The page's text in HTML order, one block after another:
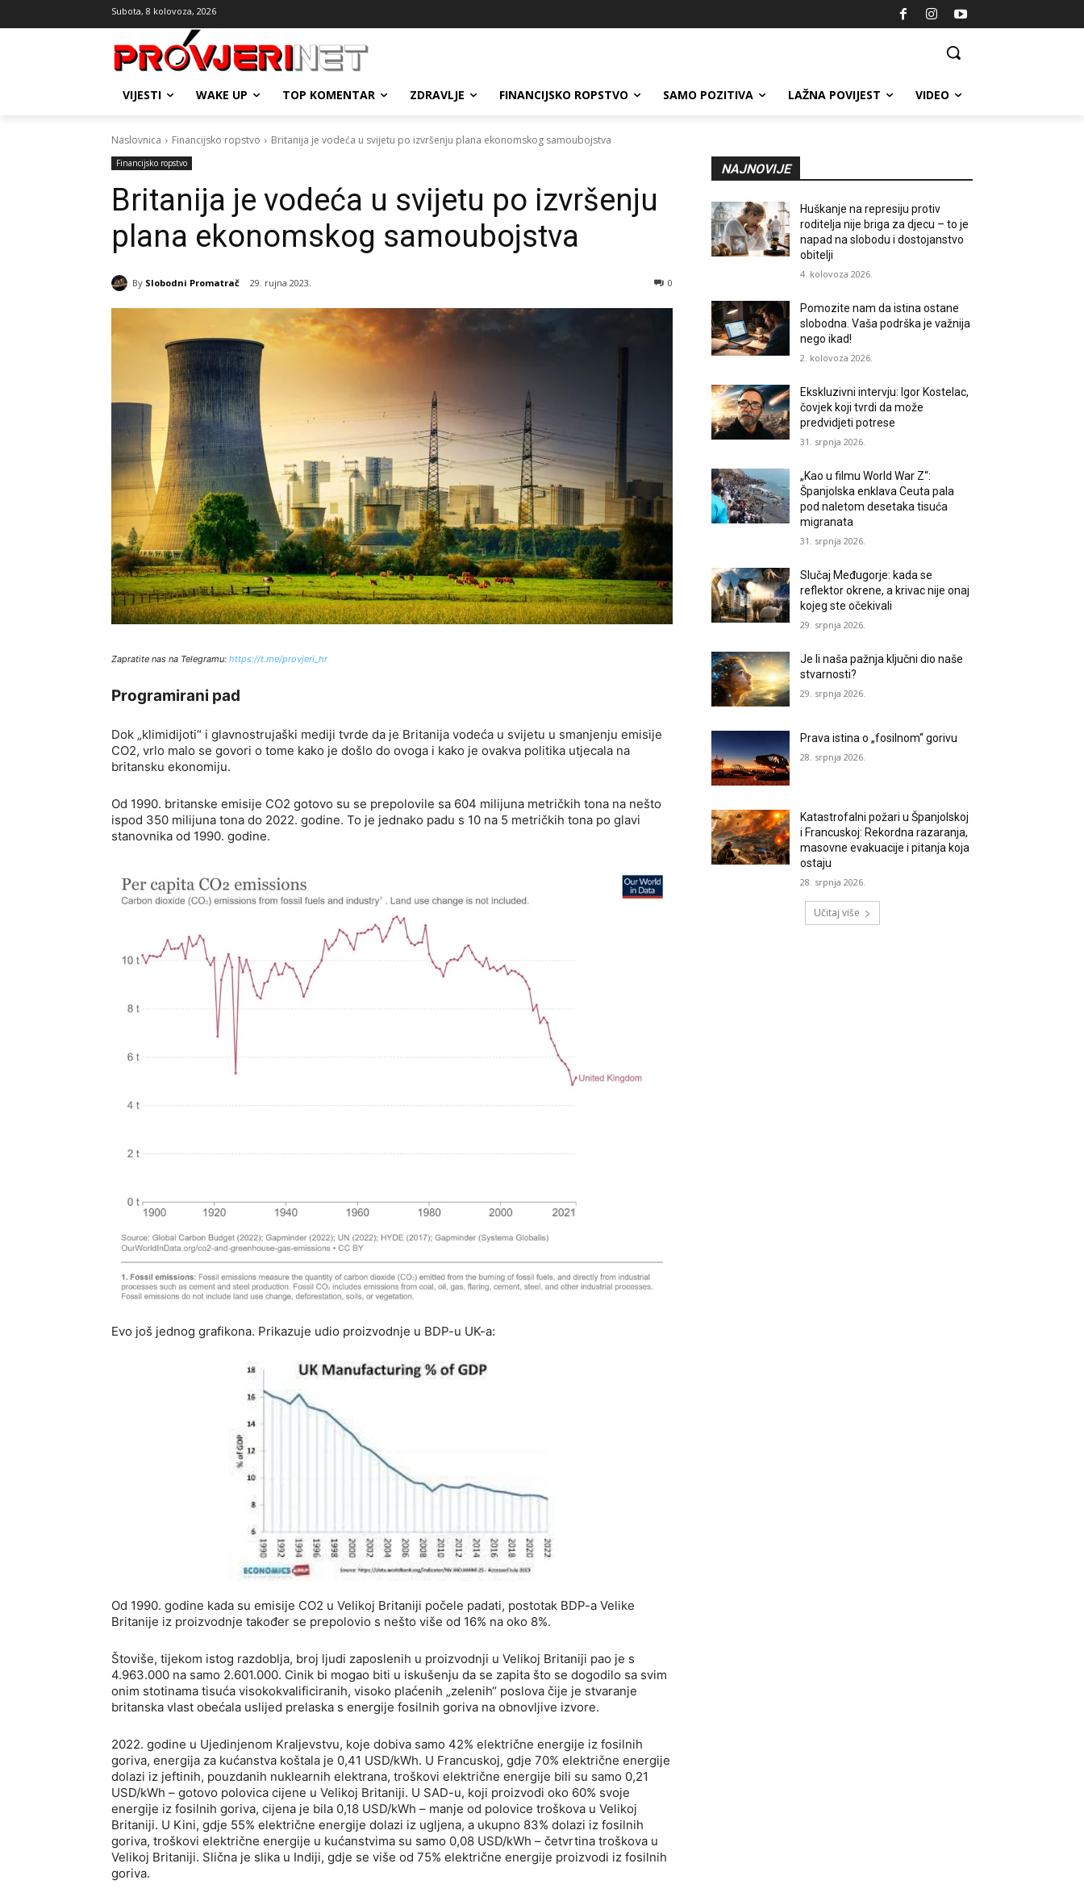
Subota, 8 kolovoza, 2026
VIJESTI WAKE UP TOP KOMENTAR ZDRAVLJE FINANCIJSKO ROPSTVO SAMO POZITIVA LAŽNA POVIJEST VIDEO
Naslovnica Financijsko ropstvo Britanija je vodeća u svijetu po izvršenju plana ekonomskog samoubojstva
Financijsko ropstvo
Britanija je vodeća u svijetu po izvršenju
plana ekonomskog samoubojstva
By Slobodni Promatrač 29. rujna 2023. 0
Zapratite nas na Telegramu: https://t.me/provjeri_hr
Programirani pad
Dok „klimidijoti“ i glavnostrujaški mediji tvrde da je Britanija vodeća u svijetu u smanjenju emisije
CO2, vrlo malo se govori o tome kako je došlo do ovoga i kako je ovakva politika utjecala na
britansku ekonomiju.
Od 1990. britanske emisije CO2 gotovo su se prepolovile sa 604 milijuna metričkih tona na nešto
ispod 350 milijuna tona do 2022. godine. To je jednako padu s 10 na 5 metričkih tona po glavi
stanovnika od 1990. godine.
Evo još jednog grafikona. Prikazuje udio proizvodnje u BDP-u UK-a:
Od 1990. godine kada su emisije CO2 u Velikoj Britaniji počele padati, postotak BDP-a Velike
Britanije iz proizvodnje također se prepolovio s nešto više od 16% na oko 8%.
Štoviše, tijekom istog razdoblja, broj ljudi zaposlenih u proizvodnji u Velikoj Britaniji pao je s
4.963.000 na samo 2.601.000. Cinik bi mogao biti u iskušenju da se zapita što se dogodilo sa svim
onim stotinama tisuća visokokvalificiranih, visoko plaćenih „zelenih“ poslova čije je stvaranje
britanska vlast obećala uslijed prelaska s energije fosilnih goriva na obnovljive izvore.
2022. godine u Ujedinjenom Kraljevstvu, koje dobiva samo 42% električne energije iz fosilnih
goriva, energija za kućanstva koštala je 0,41 USD/kWh. U Francuskoj, gdje 70% električne energije
dolazi iz jeftinih, pouzdanih nuklearnih elektrana, troškovi električne energije bili su samo 0,21
USD/kWh – gotovo polovica cijene u Velikoj Britaniji. U SAD-u, koji proizvodi oko 60% svoje
energije iz fosilnih goriva, cijena je bila 0,18 USD/kWh – manje od polovice troškova u Velikoj
Britaniji. U Kini, gdje 55% električne energije dolazi iz ugljena, a ukupno 83% dolazi iz fosilnih
goriva, troškovi električne energije u kućanstvima su samo 0,08 USD/kWh – četvrtina troškova u
Velikoj Britaniji. Slična je slika u Indiji, gdje se više od 75% električne energije proizvodi iz fosilnih
goriva.
NAJNOVIJE
Huškanje na represiju protiv
roditelja nije briga za djecu – to je
napad na slobodu i dostojanstvo
obitelji
4. kolovoza 2026.
Pomozite nam da istina ostane
slobodna. Vaša podrška je važnija
nego ikad!
2. kolovoza 2026.
Ekskluzivni intervju: Igor Kostelac,
čovjek koji tvrdi da može
predvidjeti potrese
31. srpnja 2026.
„Kao u filmu World War Z“:
Španjolska enklava Ceuta pala
pod naletom desetaka tisuća
migranata
31. srpnja 2026.
Slučaj Međugorje: kada se
reflektor okrene, a krivac nije onaj
kojeg ste očekivali
29. srpnja 2026.
Je li naša pažnja ključni dio naše
stvarnosti?
29. srpnja 2026.
Prava istina o „fosilnom“ gorivu
28. srpnja 2026.
Katastrofalni požari u Španjolskoj
i Francuskoj: Rekordna razaranja,
masovne evakuacije i pitanja koja
ostaju
28. srpnja 2026.
Učitaj više